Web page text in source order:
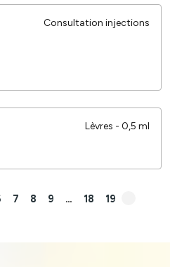
Consultation injections
Lèvres - 0,5 ml
7 8 9 … 18 19